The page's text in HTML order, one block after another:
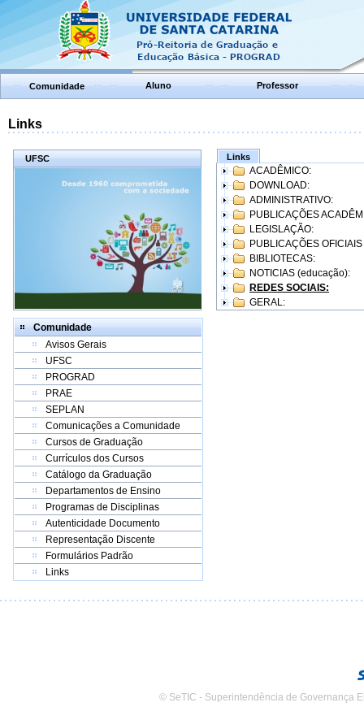
Comunidade Aluno Professor
Links
UFSC
Comunidade
Avisos Gerais
UFSC
PROGRAD
PRAE
SEPLAN
Comunicações a Comunidade
Cursos de Graduação
Currículos dos Cursos
Catálogo da Graduação
Departamentos de Ensino
Programas de Disciplinas
Autenticidade Documento
Representação Discente
Formulários Padrão
Links
Links
ACADÊMICO:
DOWNLOAD:
ADMINISTRATIVO:
PUBLICAÇÕES
LEGISLAÇÃO:
PUBLICAÇÕES
BIBLIOTECAS:
NOTICIAS (educação):
REDES SOCIAIS:
GERAL:
© SeTIC - Superintendência de Governança